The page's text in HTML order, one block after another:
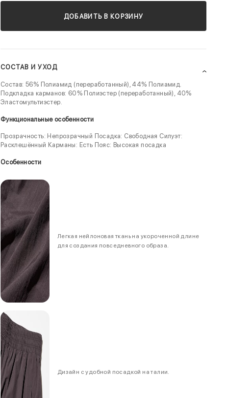
ДОБАВИТЬ В КОРЗИНУ
СОСТАВ И УХОД
Состав: 56% Полиамид (переработанный), 44% Полиамид.
Подкладка карманов: 60% Полиэстер (переработанный), 40%
Эластомультиэстер.
Функциональные особенности
Прозрачность: Непрозрачный Посадка: Свободная Силуэт:
Расклешённый Карманы: Есть Пояс: Высокая посадка
Особенности
Легкая нейлоновая ткань на укороченной длине
для создания повседневного образа.
Дизайн с удобной посадкой на талии.